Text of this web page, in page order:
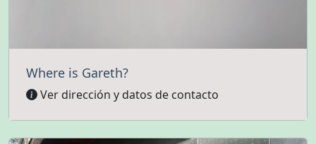
Where is Gareth?
Ver dirección y datos de contacto